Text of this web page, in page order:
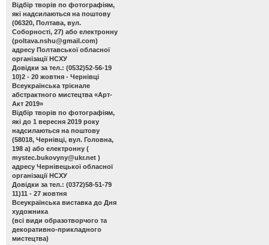
Відбір творів по фотографіям,
які надсилаються на поштову
(06320, Полтава, вул.
Соборності, 27) або електронну
(poltava.nshu@gmail.com)
адресу Полтавської обласної
організації НСХУ
Довідки за тел.: (0532)52-56-19
10)2 - 20 жовтня - Чернівці
Всеукраїнська трієнале
абстрактного мистецтва «Арт-
Акт 2019»
Відбір творів по фотографіям,
які до 1 вересня 2019 року
надсилаються на поштову
(58018, Чернівці, вул. Головна,
198 а) або електронну (
mystec.bukovyny@ukr.net )
адресу Чернівецької обласної
організації НСХУ
Довідки за тел.: (0372)58-51-79
11)11 - 27 жовтня
Всеукраїнська виставка до Дня
художника
(всі види образотворчого та
декоративно-прикладного
мистецтва)